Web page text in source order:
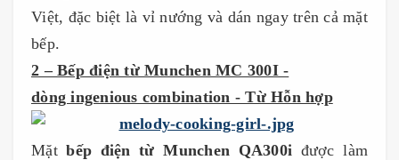
Việt, đặc biệt là vỉ nướng và dán ngay trên cả mặt
bếp.
2 – Bếp điện từ Munchen MC 300I -
dòng ingenious combination - Từ Hỗn hợp
Mặtbếp điện từ Munchen QA300i được làm